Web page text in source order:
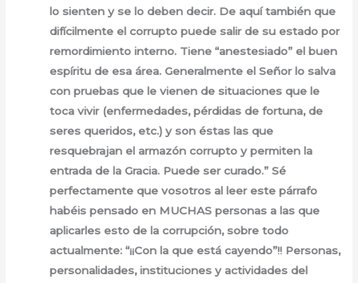
lo sienten y se lo deben decir. De aquí también que
difícilmente el corrupto puede salir de su estado por
remordimiento interno. Tiene “anestesiado” el buen
espíritu de esa área. Generalmente el Señor lo salva
con pruebas que le vienen de situaciones que le
toca vivir (enfermedades, pérdidas de fortuna, de
seres queridos, etc.) y son éstas las que
resquebrajan el armazón corrupto y permiten la
entrada de la Gracia. Puede ser curado.” Sé
perfectamente que vosotros al leer este párrafo
habéis pensado en MUCHAS personas a las que
aplicarles esto de la corrupción, sobre todo
actualmente: “¡¡Con la que está cayendo”!! Personas,
personalidades, instituciones y actividades del